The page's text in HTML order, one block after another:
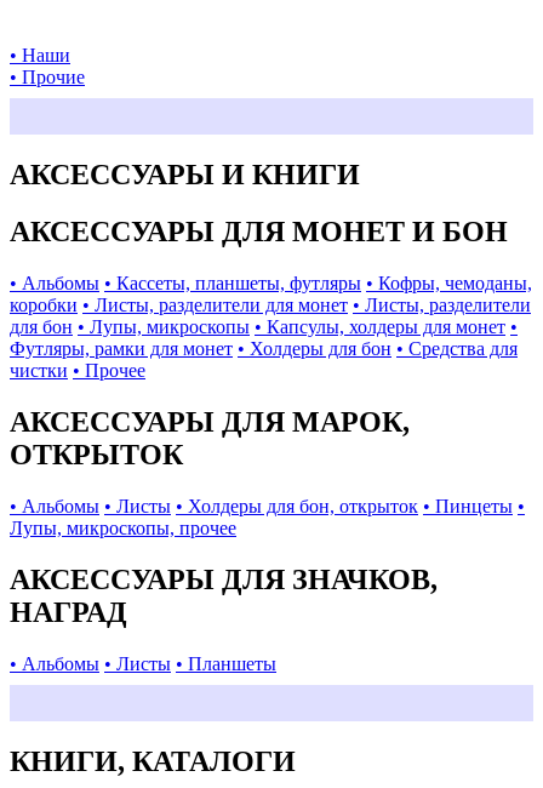
• Наши
• Прочие
АКСЕССУАРЫ И КНИГИ
АКСЕССУАРЫ ДЛЯ МОНЕТ И БОН
• Альбомы • Кассеты, планшеты, футляры • Кофры, чемоданы,
коробки • Листы, разделители для монет • Листы, разделители
для бон • Лупы, микроскопы • Капсулы, холдеры для монет •
Футляры, рамки для монет • Холдеры для бон • Средства для
чистки • Прочее
АКСЕССУАРЫ ДЛЯ МАРОК,
ОТКРЫТОК
• Альбомы • Листы • Холдеры для бон, открыток • Пинцеты •
Лупы, микроскопы, прочее
АКСЕССУАРЫ ДЛЯ ЗНАЧКОВ,
НАГРАД
• Альбомы • Листы • Планшеты
КНИГИ, КАТАЛОГИ